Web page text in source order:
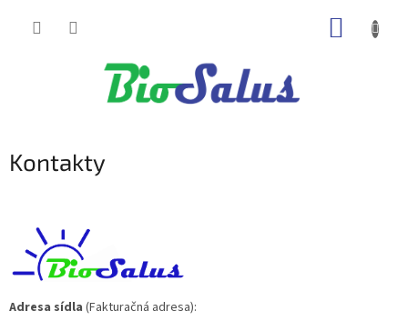
Kontakty
Adresa sídla (Fakturačná adresa):